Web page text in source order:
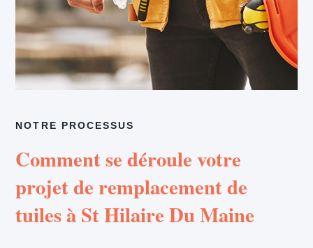
NOTRE PROCESSUS
Comment se déroule votre
projet de remplacement de
tuiles à St Hilaire Du Maine